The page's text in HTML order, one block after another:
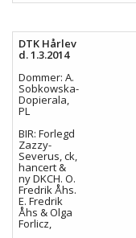
DTK Hårlev
d. 1.3.2014
Dommer: A.
Sobkowska-
Dopierala,
PL
BIR: Forlegd
Zazzy-
Severus, ck,
hancert &
ny DKCH. O.
Fredrik Åhs.
E. Fredrik
Åhs & Olga
Forlicz,